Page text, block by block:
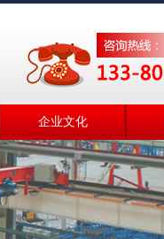
企业文化